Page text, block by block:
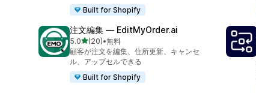
Built for Shopify
注文編集 — EditMyOrder.ai
5.05つ星中
(20)
合計レビュー数：20件
•無料
顧客が注文を編集、住所更新、キャンセ
ル、アップセルできる
Built for Shopify